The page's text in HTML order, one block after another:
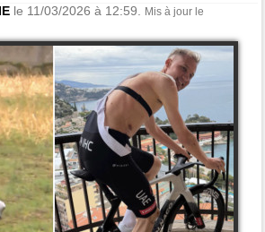
le 11/03/2026 à 12:59.
Mis à jour le